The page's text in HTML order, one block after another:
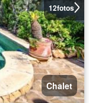
12fotos
Chalet